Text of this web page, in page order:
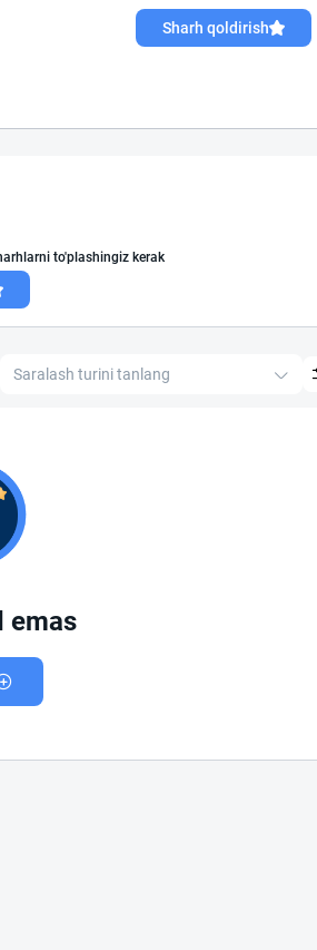
Sharh qoldirish
to'plashingiz kerak
Saralash turini tanlang
emas